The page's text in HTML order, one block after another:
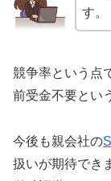
す。
競争率という点
前受金不要とい
今後も親会社の
扱いが期待でき